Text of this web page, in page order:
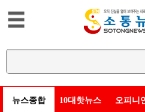
뉴스종합 10대핫뉴스 오피니